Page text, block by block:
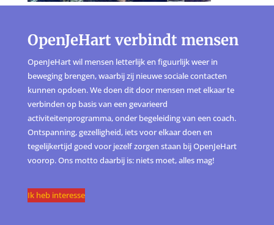
OpenJeHart verbindt mensen
OpenJeHart wil mensen letterlijk en figuurlijk weer in
beweging brengen, waarbij zij nieuwe sociale contacten
kunnen opdoen. We doen dit door mensen met elkaar te
verbinden op basis van een gevarieerd
activiteitenprogramma, onder begeleiding van een coach.
Ontspanning, gezelligheid, iets voor elkaar doen en
tegelijkertijd goed voor jezelf zorgen staan bij OpenJeHart
voorop. Ons motto daarbij is: niets moet, alles mag!
Ik heb interesse